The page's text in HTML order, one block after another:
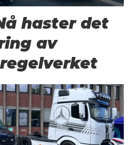
haster det
av